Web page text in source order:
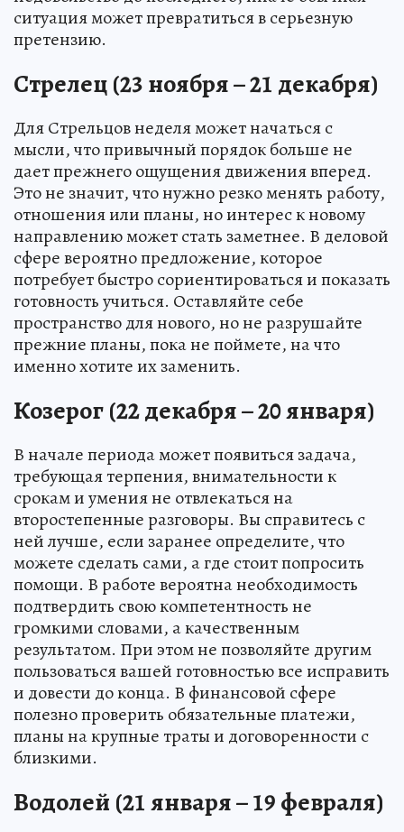
ситуация может превратиться в серьезную
претензию.
Стрелец (23 ноября – 21 декабря)
Для Стрельцов неделя может начаться с
мысли, что привычный порядок больше не
дает прежнего ощущения движения вперед.
Это не значит, что нужно резко менять работу,
отношения или планы, но интерес к новому
направлению может стать заметнее. В деловой
сфере вероятно предложение, которое
потребует быстро сориентироваться и показать
готовность учиться. Оставляйте себе
пространство для нового, но не разрушайте
прежние планы, пока не поймете, на что
именно хотите их заменить.
Козерог (22 декабря – 20 января)
В начале периода может появиться задача,
требующая терпения, внимательности к
срокам и умения не отвлекаться на
второстепенные разговоры. Вы справитесь с
ней лучше, если заранее определите, что
можете сделать сами, а где стоит попросить
помощи. В работе вероятна необходимость
подтвердить свою компетентность не
громкими словами, а качественным
результатом. При этом не позволяйте другим
пользоваться вашей готовностью все исправить
и довести до конца. В финансовой сфере
полезно проверить обязательные платежи,
планы на крупные траты и договоренности с
близкими.
Водолей (21 января – 19 февраля)